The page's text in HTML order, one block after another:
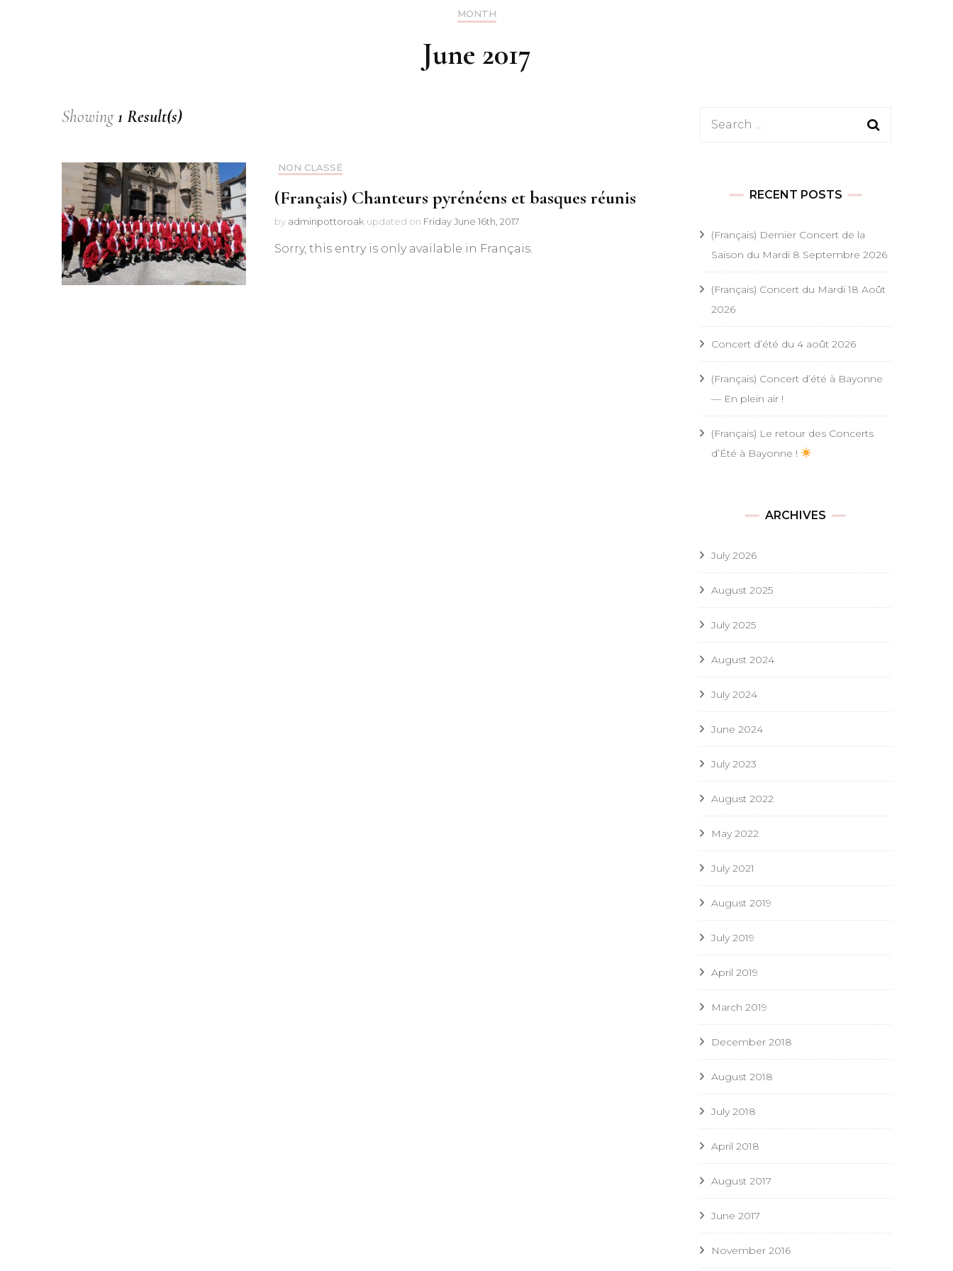
Chants
traditionnels et festifs
MONTH
June 2017
Showing1 Result(s)
NON CLASSÉ
(Français) Chanteurs pyrénéens et basques réunis
by adminpottoroak updated on Friday June 16th, 2017
Sorry, this entry is only available in Français.
Search
RECENT POSTS
(Français) Dernier Concert de la
Saison du Mardi 8 Septembre 2026
(Français) Concert du Mardi 18 Août
2026
Concert d’été du 4 août 2026
(Français) Concert d’été à Bayonne
— En plein air !
(Français) Le retour des Concerts
d’Été à Bayonne !
ARCHIVES
July 2026
August 2025
July 2025
August 2024
July 2024
June 2024
July 2023
August 2022
May 2022
July 2021
August 2019
July 2019
April 2019
March 2019
December 2018
August 2018
July 2018
April 2018
August 2017
June 2017
November 2016